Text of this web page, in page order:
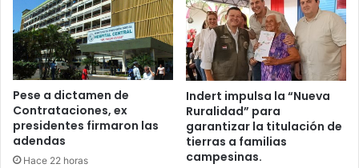
Pese a dictamen de
Contrataciones, ex
presidentes firmaron las
adendas
Hace 22 horas
Indert impulsa la “Nueva
Ruralidad” para
garantizar la titulación de
tierras a familias
campesinas.